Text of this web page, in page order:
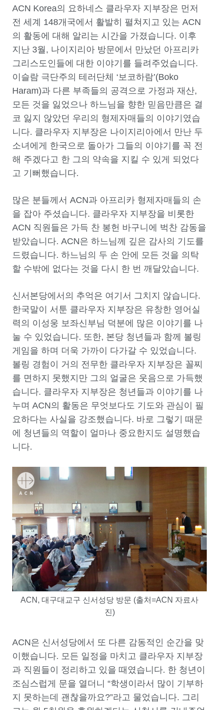
ACN Korea의 요하네스 클라우자 지부장은 먼저
전 세계 148개국에서 활발히 펼쳐지고 있는 ACN
의 활동에 대해 알리는 시간을 가졌습니다. 이후
지난 3월, 나이지리아 방문에서 만났던 아프리카
그리스도인들에 대한 이야기를 들려주었습니다.
이슬람 극단주의 테러단체 ‘보코하람’(Boko
Haram)과 다른 부족들의 공격으로 가정과 재산,
모든 것을 잃었으나 하느님을 향한 믿음만큼은 결
코 잃지 않았던 우리의 형제자매들의 이야기였습
니다. 클라우자 지부장은 나이지리아에서 만난 두
소녀에게 한국으로 돌아가 그들의 이야기를 꼭 전
해 주겠다고 한 그의 약속을 지킬 수 있게 되었다
고 기뻐했습니다.
많은 분들께서 ACN과 아프리카 형제자매들의 손
을 잡아 주셨습니다. 클라우자 지부장을 비롯한
ACN 직원들은 가득 찬 봉헌 바구니에 벅찬 감동을
받았습니다. ACN은 하느님께 깊은 감사의 기도를
드렸습니다. 하느님의 두 손 안에 모든 것을 의탁
할 수밖에 없다는 것을 다시 한 번 깨달았습니다.
신서본당에서의 추억은 여기서 그치지 않습니다.
한국말이 서툰 클라우자 지부장은 유창한 영어실
력의 이성웅 보좌신부님 덕분에 많은 이야기를 나
눌 수 있었습니다. 또한, 본당 청년들과 함께 볼링
게임을 하며 더욱 가까이 다가갈 수 있었습니다.
볼링 경험이 거의 전무한 클라우자 지부장은 꼴찌
를 면하지 못했지만 그의 얼굴은 웃음으로 가득했
습니다. 클라우자 지부장은 청년들과 이야기를 나
누며 ACN의 활동은 무엇보다도 기도와 관심이 필
요하다는 사실을 강조했습니다. 바로 그렇기 때문
에 청년들의 역할이 얼마나 중요한지도 설명했습
니다.
ACN, 대구대교구 신서성당 방문 (출처=ACN 자료사
진)
ACN은 신서성당에서 또 다른 감동적인 순간을 맞
이했습니다. 모든 일정을 마치고 클라우자 지부장
과 직원들이 정리하고 있을 때였습니다. 한 청년이
조심스럽게 문을 열더니 “학생이라서 많이 기부하
지 못하는데 괜찮을까요?”라고 물었습니다. 그리